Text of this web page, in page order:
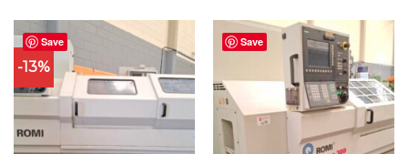
Save
-13%
Save